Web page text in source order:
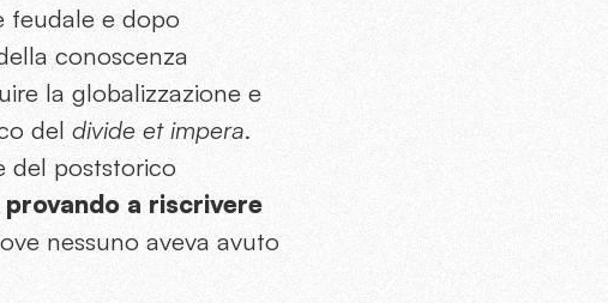
feudale e dopo
conoscenza
la globalizzazione e
del divide et impera.
del poststorico
a riscrivere
nessuno aveva avuto